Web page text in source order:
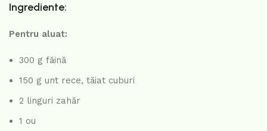
Ingrediente:
Pentru aluat:
300 g făină
150 g unt rece, tăiat cuburi
2 linguri zahăr
1 ou